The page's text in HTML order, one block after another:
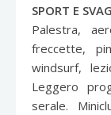
SPORT E
Palestra,
freccette,
windsurf,
Leggero
serale.